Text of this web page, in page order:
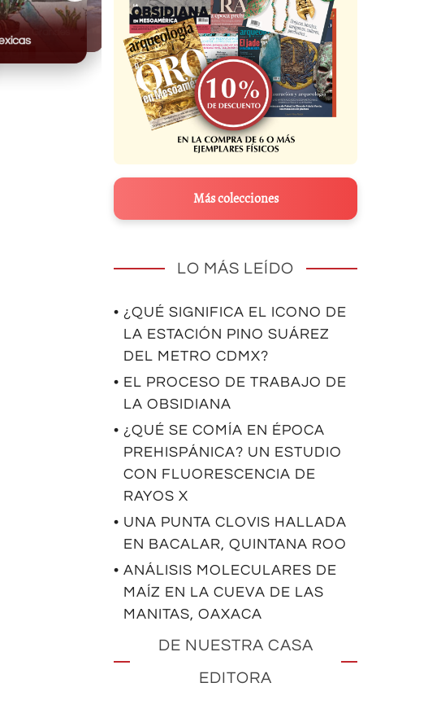
Casas Grandes
Más colecciones
LO MÁS LEÍDO
• ¿QUÉ SIGNIFICA EL ICONO DE
LA ESTACIÓN PINO SUÁREZ
DEL METRO CDMX?
• EL PROCESO DE TRABAJO DE
LA OBSIDIANA
• ¿QUÉ SE COMÍA EN ÉPOCA
PREHISPÁNICA? UN ESTUDIO
CON FLUORESCENCIA DE
RAYOS X
• UNA PUNTA CLOVIS HALLADA
EN BACALAR, QUINTANA ROO
• ANÁLISIS MOLECULARES DE
MAÍZ EN LA CUEVA DE LAS
MANITAS, OAXACA
DE NUESTRA CASA
EDITORA